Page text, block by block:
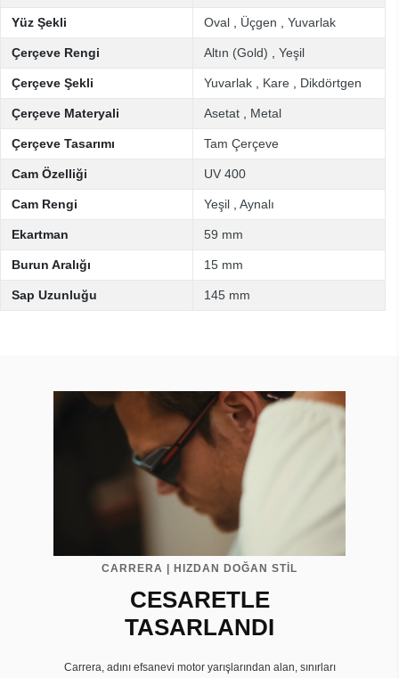
Yüz Şekli Oval Üçgen Yuvarlak
Çerçeve Rengi Altın (Gold) Yeşil
Çerçeve Şekli Yuvarlak Kare Dikdörtgen
Çerçeve Materyali Asetat Metal
Çerçeve Tasarımı Tam Çerçeve
Cam Özelliği UV 400
Cam Rengi Yeşil Aynalı
Ekartman 59 mm
Burun Aralığı 15 mm
Sap Uzunluğu 145 mm
CARRERA | HIZDAN DOĞAN STİL
CESARETLE
TASARLANDI
Carrera, adını efsanevi motor yarışlarından alan, sınırları